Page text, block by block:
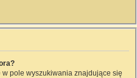
pole wyszukiwania znajdujące się